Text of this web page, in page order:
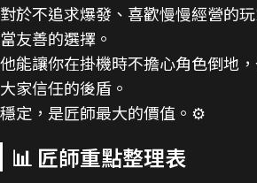
對於不追求爆發、喜歡慢慢經營的
當友善的選擇。
他能讓你在掛機時不擔心角色倒地
大家信任的後盾。
穩定，是匠師最大的價值。⚙️
📊 匠師重點整理表